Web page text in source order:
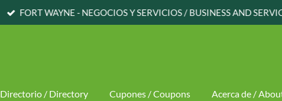
FORT WAYNE - NEGOCIOS Y SERVICIOS / BUSINESS AND
Directorio / Directory Cupones / Coupons Acerca de /